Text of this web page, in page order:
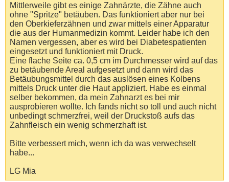
Mittlerweile gibt es einige Zahnärzte, die Zähne auch
ohne "Spritze" betäuben. Das funktioniert aber nur bei
den Oberkieferzähnen und zwar mittels einer Apparatur
die aus der Humanmedizin kommt. Leider habe ich den
Namen vergessen, aber es wird bei Diabetespatienten
eingesetzt und funktioniert mit Druck.
Eine flache Seite ca. 0,5 cm im Durchmesser wird auf das
zu betäubende Areal aufgesetzt und dann wird das
Betäubungsmittel durch das auslösen eines Kolbens
mittels Druck unter die Haut appliziert. Habe es einmal
selber bekommen, da mein Zahnarzt es bei mir
ausprobieren wollte. Ich fands nicht so toll und auch nicht
unbedingt schmerzfrei, weil der Druckstoß aufs das
Zahnfleisch ein wenig schmerzhaft ist.
Bitte verbessert mich, wenn ich da was verwechselt
habe...
LG Mia